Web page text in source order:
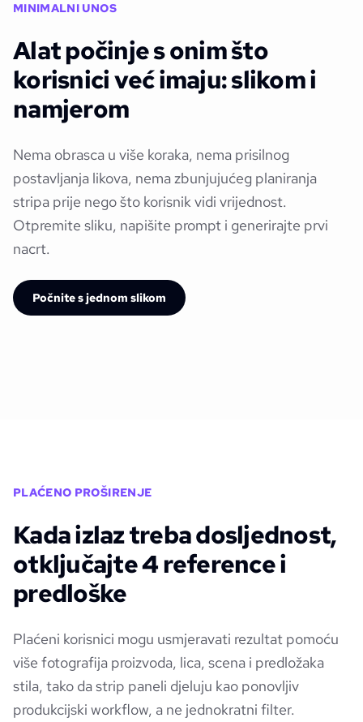
MINIMALNI UNOS
Alat počinje s onim što
korisnici već imaju: slikom i
namjerom
Nema obrasca u više koraka, nema prisilnog
postavljanja likova, nema zbunjujućeg planiranja
stripa prije nego što korisnik vidi vrijednost.
Otpremite sliku, napišite prompt i generirajte prvi
nacrt.
Počnite s jednom slikom
PLAĆENO PROŠIRENJE
Kada izlaz treba dosljednost,
otključajte 4 reference i
predloške
Plaćeni korisnici mogu usmjeravati rezultat pomoću
više fotografija proizvoda, lica, scena i predložaka
stila, tako da strip paneli djeluju kao ponovljiv
produkcijski workflow, a ne jednokratni filter.